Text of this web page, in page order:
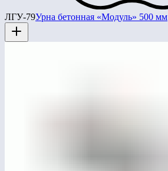
ЛГУ-79Урна бетонная «Модуль» 500 мм